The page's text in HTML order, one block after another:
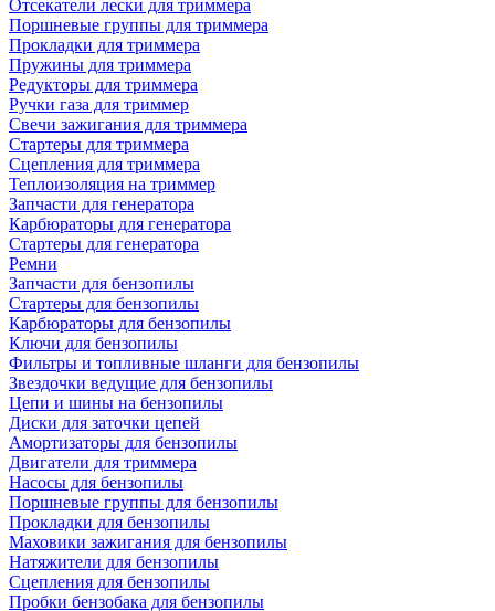
Отсекатели лески для триммера
Поршневые группы для триммера
Прокладки для триммера
Пружины для триммера
Редукторы для триммера
Ручки газа для триммер
Свечи зажигания для триммера
Стартеры для триммера
Сцепления для триммера
Теплоизоляция на триммер
Запчасти для генератора
Карбюраторы для генератора
Стартеры для генератора
Ремни
Запчасти для бензопилы
Стартеры для бензопилы
Карбюраторы для бензопилы
Ключи для бензопилы
Фильтры и топливные шланги для бензопилы
Звездочки ведущие для бензопилы
Цепи и шины на бензопилы
Диски для заточки цепей
Амортизаторы для бензопилы
Двигатели для триммера
Насосы для бензопилы
Поршневые группы для бензопилы
Прокладки для бензопилы
Маховики зажигания для бензопилы
Натяжители для бензопилы
Сцепления для бензопилы
Пробки бензобака для бензопилы